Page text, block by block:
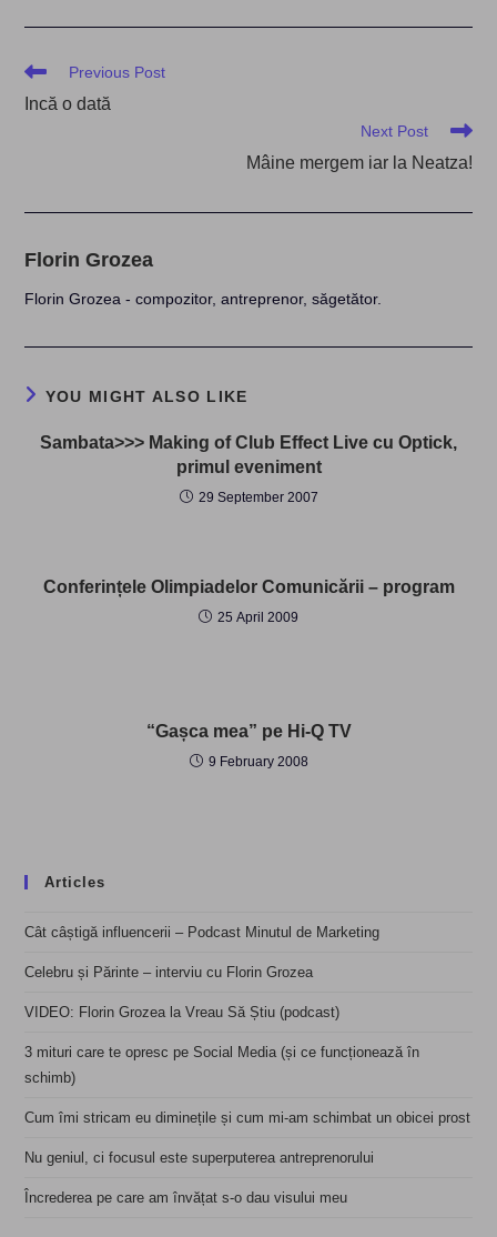
Read
articles
Previous Post
Incă o dată
Next Post
Mâine mergem iar la Neatza!
Florin Grozea
Florin Grozea - compozitor, antreprenor, săgetător.
YOU MIGHT ALSO LIKE
Sambata>>> Making of Club Effect Live cu Optick,
primul eveniment
29 September 2007
Conferințele Olimpiadelor Comunicării – program
25 April 2009
“Gașca mea” pe Hi-Q TV
9 February 2008
Articles
Cât câștigă influencerii – Podcast Minutul de Marketing
Celebru și Părinte – interviu cu Florin Grozea
VIDEO: Florin Grozea la Vreau Să Știu (podcast)
3 mituri care te opresc pe Social Media (și ce funcționează în
schimb)
Cum îmi stricam eu diminețile și cum mi-am schimbat un obicei prost
Nu geniul, ci focusul este superputerea antreprenorului
Încrederea pe care am învățat s-o dau visului meu